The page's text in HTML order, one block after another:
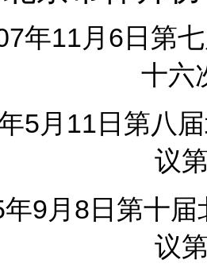
年11月6日第
十六
5月11日第八
议
年9月8日第十
议